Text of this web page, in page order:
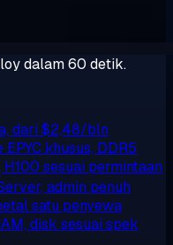
dalam 60 detik.
dari $2,48/bln
EPYC khusus, DDR5
sesuai permintaan
admin penuh
satu penyewa
disk sesuai spek